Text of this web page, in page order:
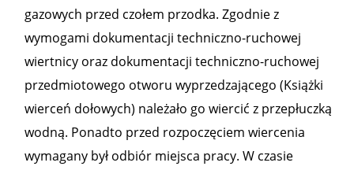
gazowych przed czołem przodka. Zgodnie z
wymogami dokumentacji techniczno-ruchowej
wiertnicy oraz dokumentacji techniczno-ruchowej
przedmiotowego otworu wyprzedzającego (Książki
wierceń dołowych) należało go wiercić z przepłuczką
wodną. Ponadto przed rozpoczęciem wiercenia
wymagany był odbiór miejsca pracy. W czasie